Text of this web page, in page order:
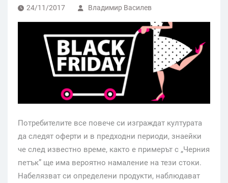
24/11/2017 Владимир Василев
Потребителите все повече си изграждат културата
да следят оферти и в предходни периоди, знаейки
че след известно време, както е примерът с „Черния
петък” ще има вероятно намаление на тези стоки.
Набелязват си определени продукти, наблюдават